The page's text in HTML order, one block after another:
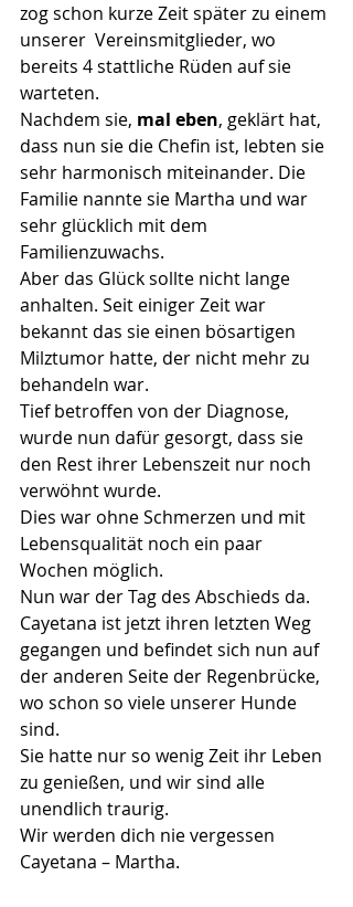
zog schon kurze Zeit später zu einem
unserer  Vereinsmitglieder, wo
bereits 4 stattliche Rüden auf sie
warteten.
Nachdem sie, mal eben, geklärt hat,
dass nun sie die Chefin ist, lebten sie
sehr harmonisch miteinander. Die
Familie nannte sie Martha und war
sehr glücklich mit dem
Familienzuwachs.
Aber das Glück sollte nicht lange
anhalten. Seit einiger Zeit war
bekannt das sie einen bösartigen
Milztumor hatte, der nicht mehr zu
behandeln war.
Tief betroffen von der Diagnose,
wurde nun dafür gesorgt, dass sie
den Rest ihrer Lebenszeit nur noch
verwöhnt wurde.
Dies war ohne Schmerzen und mit
Lebensqualität noch ein paar
Wochen möglich.
Nun war der Tag des Abschieds da.
Cayetana ist jetzt ihren letzten Weg
gegangen und befindet sich nun auf
der anderen Seite der Regenbrücke,
wo schon so viele unserer Hunde
sind.
Sie hatte nur so wenig Zeit ihr Leben
zu genießen, und wir sind alle
unendlich traurig.
Wir werden dich nie vergessen
Cayetana – Martha.